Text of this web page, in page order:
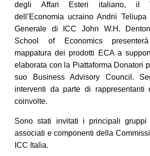
degli Affari Esteri italiano, il
dell’Economia ucraino Andrii Teliupa
Generale di ICC John W.H.
School of Economics
mappatura dei prodotti ECA a
elaborata con la Piattaforma Donatori
suo Business Advisory Council.
interventi da parte di rappresentanti
coinvolte.
Sono stati invitati i principali gruppi
associati e componenti della
ICC Italia.